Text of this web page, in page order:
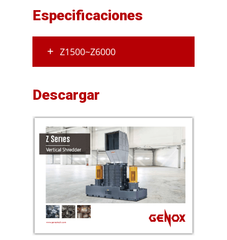
Especificaciones
Z1500~Z6000
Descargar